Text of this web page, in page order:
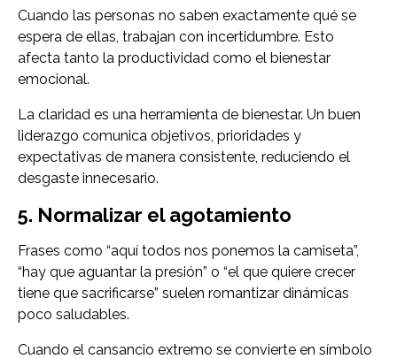
Cuando las personas no saben exactamente qué se
espera de ellas, trabajan con incertidumbre. Esto
afecta tanto la productividad como el bienestar
emocional.
La claridad es una herramienta de bienestar. Un buen
liderazgo comunica objetivos, prioridades y
expectativas de manera consistente, reduciendo el
desgaste innecesario.
5. Normalizar el agotamiento
Frases como “aquí todos nos ponemos la camiseta”,
“hay que aguantar la presión” o “el que quiere crecer
tiene que sacrificarse” suelen romantizar dinámicas
poco saludables.
Cuando el cansancio extremo se convierte en símbolo